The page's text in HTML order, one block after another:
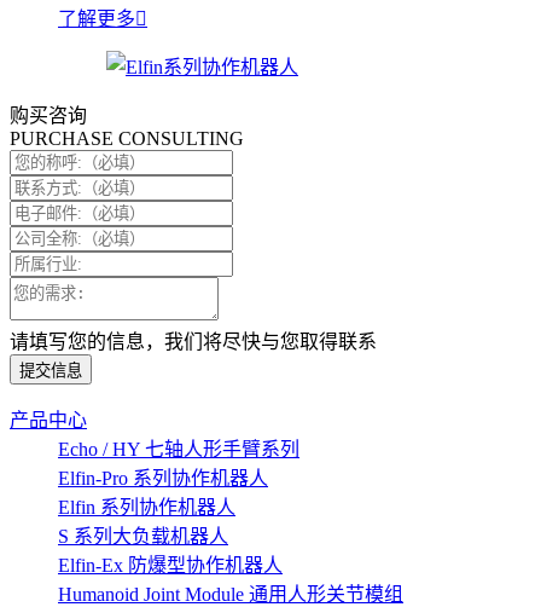
了解更多
购买咨询
PURCHASE CONSULTING
请填写您的信息，我们将尽快与您取得联系
提交信息
产品中心
Echo / HY 七轴人形手臂系列
Elfin-Pro 系列协作机器人
Elfin 系列协作机器人
S 系列大负载机器人
Elfin-Ex 防爆型协作机器人
Humanoid Joint Module 通用人形关节模组